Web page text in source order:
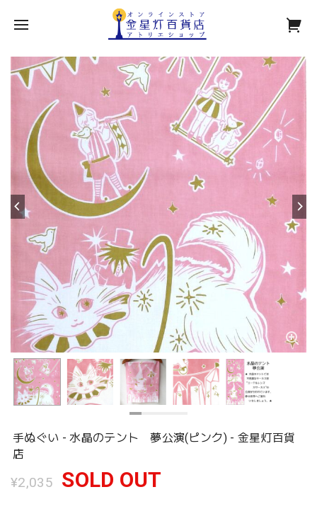
手ぬぐい - 水晶のテント 夢公演(ピンク) - 金星灯百貨
店
¥2,035 SOLD OUT